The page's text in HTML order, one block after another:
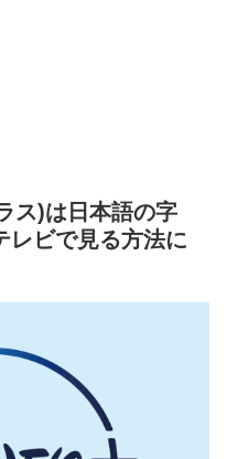
ス)は日本語の字
レビで見る方法に